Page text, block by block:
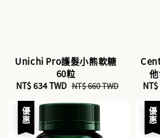
Unichi Pro護髮小熊軟糖
60粒
Sale
price
NT$ 634 TWD Regular
NT$ 660 TWD
Sale
優惠 優惠